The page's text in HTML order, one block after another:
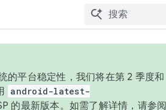
的平台稳定性，我们将在第 2 季度和
android-latest-
的最新版本。如需了解详情，请参阅